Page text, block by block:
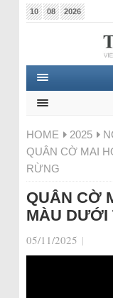
10 08 2026
HOME 2025
QUÂN CỜ MAI
RỪNG
QUÂN CỜ
MÀU DƯỚI
05/11/2025 |